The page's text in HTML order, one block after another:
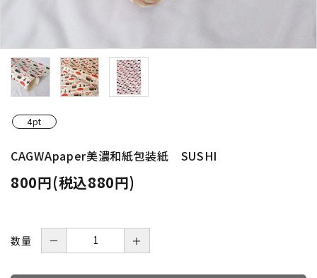
4pt
CAGWApaper美濃和紙包装紙 SUSHI
800円(税込880円)
数量 － ＋